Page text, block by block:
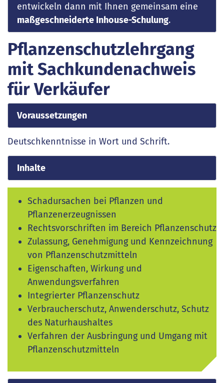
entwickeln dann mit Ihnen gemeinsam eine
maßgeschneiderte Inhouse-Schulung.
Pflanzenschutzlehrgang
mit Sachkundenachweis
für Verkäufer
Voraussetzungen
Deutschkenntnisse in Wort und Schrift.
Inhalte
Schadursachen bei Pflanzen und
Pflanzenerzeugnissen
Rechtsvorschriften im Bereich Pflanzenschutz
Zulassung, Genehmigung und Kennzeichnung
von Pflanzenschutzmitteln
Eigenschaften, Wirkung und
Anwendungsverfahren
Integrierter Pflanzenschutz
Verbraucherschutz, Anwenderschutz, Schutz
des Naturhaushaltes
Verfahren der Ausbringung und Umgang mit
Pflanzenschutzmitteln